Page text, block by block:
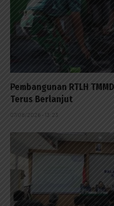
Pembangunan RTLH
Terus Berlanjut
07/08/2026 - 13:23